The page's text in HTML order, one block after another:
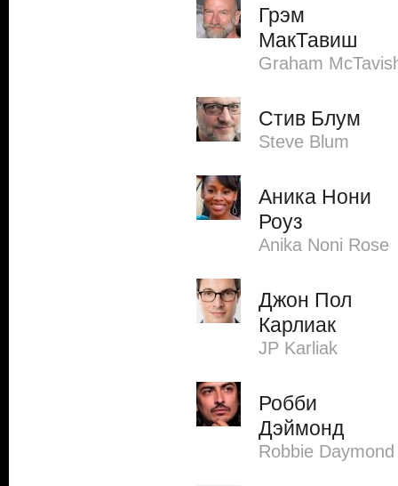
Грэм
МакТавиш
Graham
Стив Блум
Steve Blum
Аника Нони
Роуз
Anika Noni Rose
Джон Пол
Карлиак
JP Karliak
Робби
Дэймонд
Robbie Daymond